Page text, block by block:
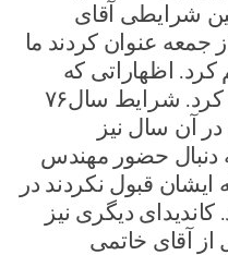
شرایطی آقای
جمعه عنوان کردند ما
کرد. اظهاراتی که
امیدواری را در مردم تقویت کرد. شرایط سال۷۶
در آن سال نیز
دنبال حضور مهندس
ایشان قبول نکردند در
دیگری نیز
آقای خاتمی